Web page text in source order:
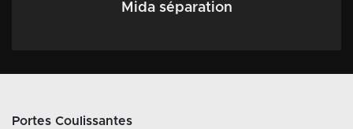
Mida séparation
Portes Coulissantes